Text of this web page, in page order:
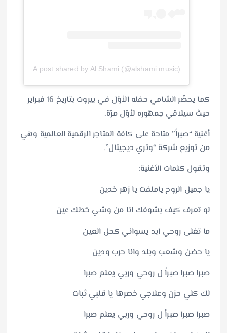
A post shared by Al Shami (@alshami.music)
كما يحضّر الشامي حفله الأوّل في بيروت بتاريخ 16 فبراير
حيث سيلاقي جمهوره لأوّل مرّة.
أغنية “صبراً” متاحة على كافة المتاجر الرقمية العالمية وهي
من توزيع شركة “وتري ديجيتال”.
وتقول كلمات الأغنية:
يا جميل الروح ياملفت يا زهر خدين
لو تعرف كيف بشوفك انا من وشي خدلك عين
ما تغلى روحي ابد يسواني كحل العين
يا حضن وشعب وبلد وانا حرب ودين
صبرا صبرا صبراً ل روحي وربي يعلم صبرا
لك كلي حزن وعلاجي خصرها يا قلبي ثبات
صبرا صبرا صبراً ل روحي وربي يعلم صبرا